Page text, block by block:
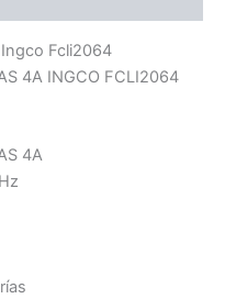
Fcli2064
4A INGCO FCLI2064
4A